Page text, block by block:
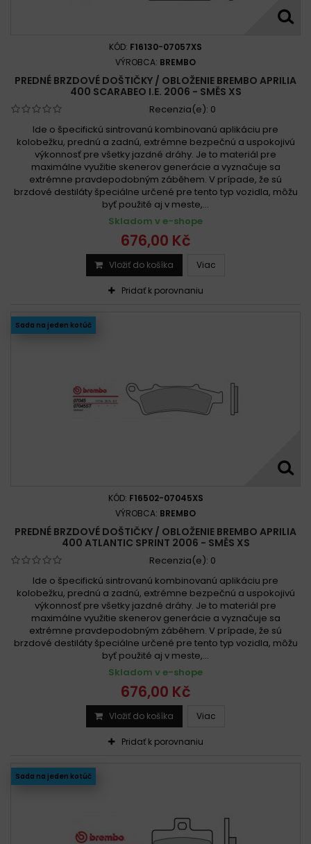
KÓD: F16130-07057XS
VÝROBCA: BREMBO
PREDNÉ BRZDOVÉ DOŠTIČKY / OBLOŽENIE BREMBO APRILIA
400 SCARABEO I.E. 2006 - SMĚS XS
Recenzia(e): 0
Ide o špecifickú sintrovanú kombinovanú aplikáciu pre
kolobežku, prednú a zadnú, extrémne bezpečnú a uspokojivú
výkonnosť pre všetky jazdné dráhy. Je to materiál pre
maximálne využitie skenerov generácie a vyznačuje sa
extrémne pravdepodobným záběhem. V prípade, že sú
brzdové destiláty špeciálne určené pre tento typ vozidla, môžu
byť použité aj v meste,...
Skladom v e-shope
676,00 Kč
Vložiť do košíka Viac
Pridať k porovnaniu
Sada na jeden kotúč
KÓD: F16502-07045XS
VÝROBCA: BREMBO
PREDNÉ BRZDOVÉ DOŠTIČKY / OBLOŽENIE BREMBO APRILIA
400 ATLANTIC SPRINT 2006 - SMĚS XS
Recenzia(e): 0
Ide o špecifickú sintrovanú kombinovanú aplikáciu pre
kolobežku, prednú a zadnú, extrémne bezpečnú a uspokojivú
výkonnosť pre všetky jazdné dráhy. Je to materiál pre
maximálne využitie skenerov generácie a vyznačuje sa
extrémne pravdepodobným záběhem. V prípade, že sú
brzdové destiláty špeciálne určené pre tento typ vozidla, môžu
byť použité aj v meste,...
Skladom v e-shope
676,00 Kč
Vložiť do košíka Viac
Pridať k porovnaniu
Sada na jeden kotúč